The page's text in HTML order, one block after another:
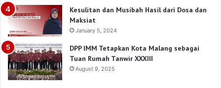
Kesulitan dan Musibah Hasil dari Dosa dan
Maksiat
January 5, 2024
DPP IMM Tetapkan Kota Malang sebagai
Tuan Rumah Tanwir XXXIII
August 9, 2025